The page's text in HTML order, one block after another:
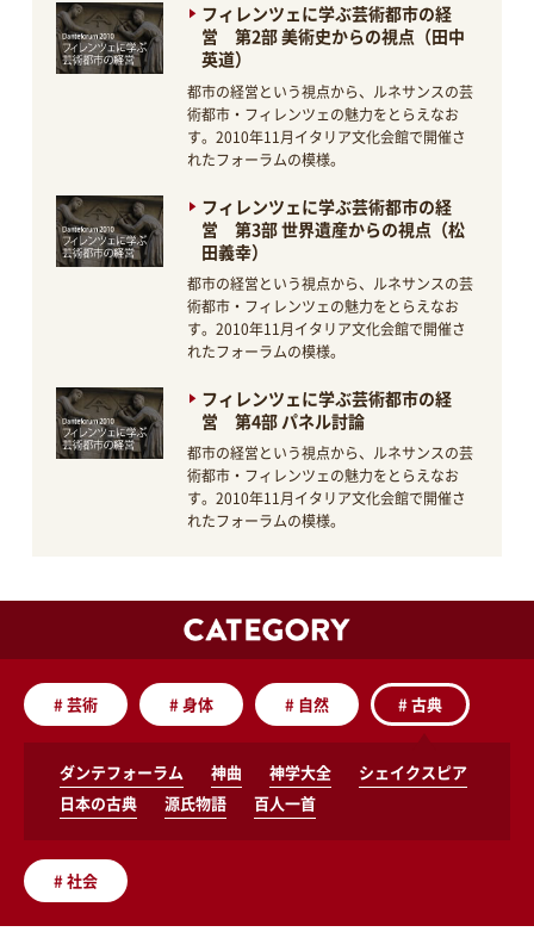
フィレンツェに学ぶ芸術都市の経
営 第2部 美術史からの視点（田中
英道）
都市の経営という視点から、ルネサンスの芸
術都市・フィレンツェの魅力をとらえなお
す。2010年11月イタリア文化会館で開催さ
れたフォーラムの模様。
フィレンツェに学ぶ芸術都市の経
営 第3部 世界遺産からの視点（松
田義幸）
都市の経営という視点から、ルネサンスの芸
術都市・フィレンツェの魅力をとらえなお
す。2010年11月イタリア文化会館で開催さ
れたフォーラムの模様。
フィレンツェに学ぶ芸術都市の経
営 第4部 パネル討論
都市の経営という視点から、ルネサンスの芸
術都市・フィレンツェの魅力をとらえなお
す。2010年11月イタリア文化会館で開催さ
れたフォーラムの模様。
#芸術 #身体 # 自然 #古典
ダンテフォーラム 神曲 神学大全
シェイクスピア
日本の古典
源氏物語 百人一首
#社会